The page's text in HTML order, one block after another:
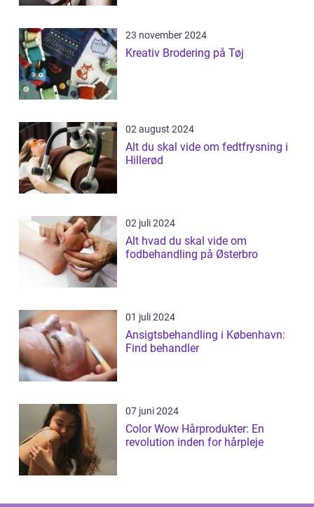
23 november 2024
Kreativ Brodering på Tøj
02 august 2024
Alt du skal vide om fedtfrysning i
Hillerød
02 juli 2024
Alt hvad du skal vide om
fodbehandling på Østerbro
01 juli 2024
Ansigtsbehandling i København:
Find behandler
07 juni 2024
Color Wow Hårprodukter: En
revolution inden for hårpleje